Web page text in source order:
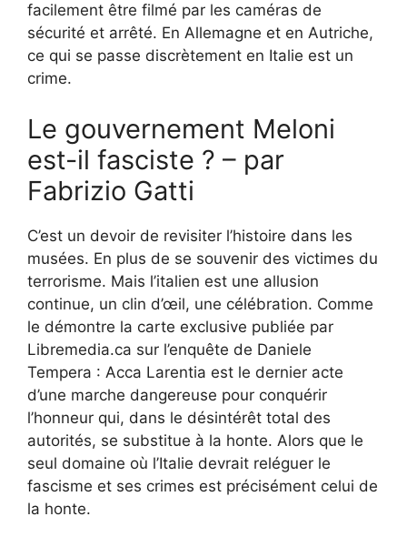
facilement être filmé par les caméras de
sécurité et arrêté. En Allemagne et en Autriche,
ce qui se passe discrètement en Italie est un
crime.
Le gouvernement Meloni
est-il fasciste ? – par
Fabrizio Gatti
C’est un devoir de revisiter l’histoire dans les
musées. En plus de se souvenir des victimes du
terrorisme. Mais l’italien est une allusion
continue, un clin d’œil, une célébration. Comme
le démontre la carte exclusive publiée par
Libremedia.ca sur l’enquête de Daniele
Tempera : Acca Larentia est le dernier acte
d’une marche dangereuse pour conquérir
l’honneur qui, dans le désintérêt total des
autorités, se substitue à la honte. Alors que le
seul domaine où l’Italie devrait reléguer le
fascisme et ses crimes est précisément celui de
la honte.